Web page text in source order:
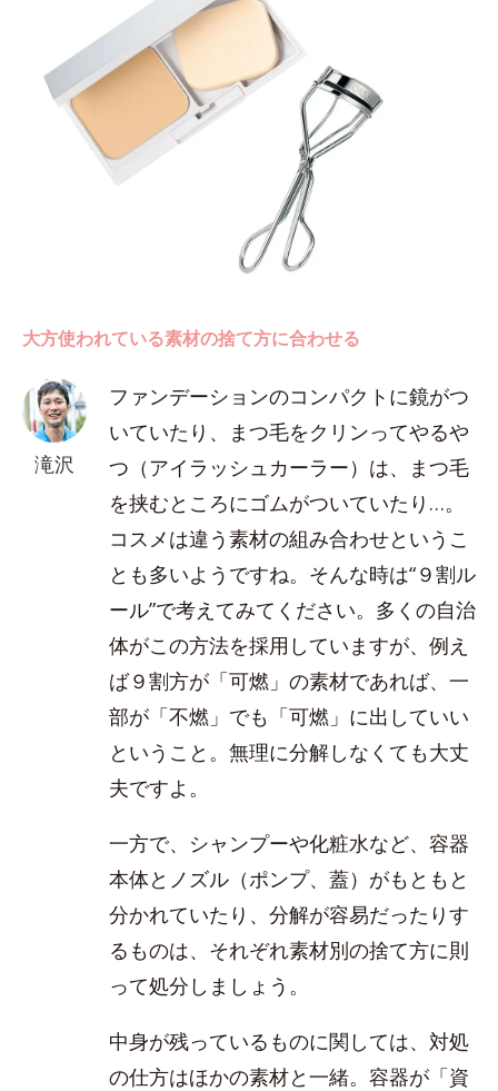
大方使われている素材の捨て方に合わせる
滝沢
ファンデーションのコンパクトに鏡がつ
いていたり、まつ毛をクリンってやるや
つ（アイラッシュカーラー）は、まつ毛
を挟むところにゴムがついていたり…。
コスメは違う素材の組み合わせというこ
とも多いようですね。そんな時は“９割ル
ール”で考えてみてください。多くの自治
体がこの方法を採用していますが、例え
ば９割方が「可燃」の素材であれば、一
部が「不燃」でも「可燃」に出していい
ということ。無理に分解しなくても大丈
夫ですよ。
一方で、シャンプーや化粧水など、容器
本体とノズル（ポンプ、蓋）がもともと
分かれていたり、分解が容易だったりす
るものは、それぞれ素材別の捨て方に則
って処分しましょう。
中身が残っているものに関しては、対処
の仕方はほかの素材と一緒。容器が「資